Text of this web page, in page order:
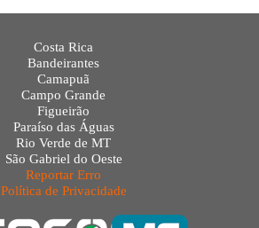
Costa Rica
Bandeirantes
Camapuã
Campo Grande
Figueirão
Paraíso das Águas
Rio Verde de MT
São Gabriel do Oeste
Reportar Erro
Política de Privacidade